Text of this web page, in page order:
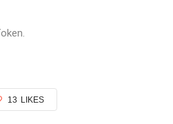
13 LIKES